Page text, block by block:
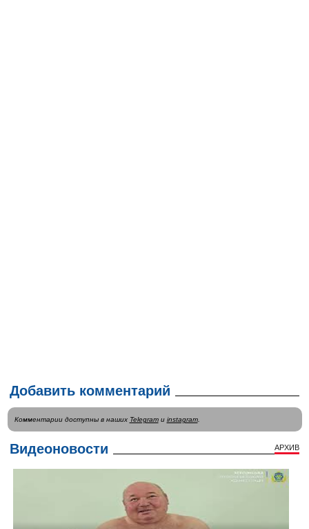
Добавить комментарий
Комментарии доступны в наших Telegramи instagram.
Видеоновости АРХИВ